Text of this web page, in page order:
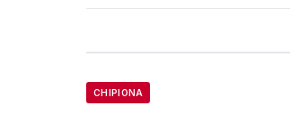
CHIPIONA